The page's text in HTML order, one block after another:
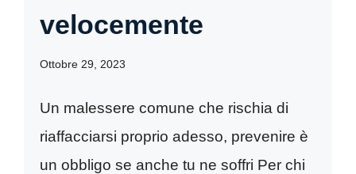
velocemente
Ottobre 29, 2023
Un malessere comune che rischia di
riaffacciarsi proprio adesso, prevenire è
un obbligo se anche tu ne soffri Per chi